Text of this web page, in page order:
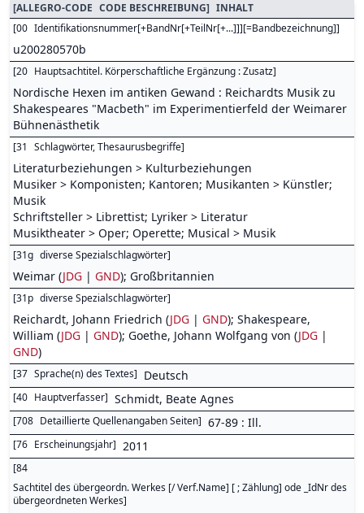
[ALLEGRO-CODE CODE BESCHREIBUNG] INHALT
[00 Identifikationsnummer[+BandNr[+TeilNr[+...]]][=Bandbezeichnung]]
u200280570b
[20 Hauptsachtitel. Körperschaftliche Ergänzung : Zusatz]
Nordische Hexen im antiken Gewand : Reichardts Musik zu
Shakespeares "Macbeth" im Experimentierfeld der Weimarer
Bühnenästhetik
[31 Schlagwörter, Thesaurusbegriffe]
Literaturbeziehungen > Kulturbeziehungen
Musiker > Komponisten; Kantoren; Musikanten > Künstler;
Musik
Schriftsteller > Librettist; Lyriker > Literatur
Musiktheater > Oper; Operette; Musical > Musik
[31g diverse Spezialschlagwörter]
Weimar (JDG | GND); Großbritannien
[31p diverse Spezialschlagwörter]
Reichardt, Johann Friedrich (JDG | GND); Shakespeare,
William (JDG | GND); Goethe, Johann Wolfgang von (JDG |
GND)
[37 Sprache(n) des Textes] Deutsch
[40 Hauptverfasser] Schmidt, Beate Agnes
[708 Detaillierte Quellenangaben Seiten] 67-89 : Ill.
[76 Erscheinungsjahr] 2011
[84
Sachtitel des übergeordn. Werkes [/ Verf.Name] [ ; Zählung] ode _IdNr des
übergeordneten Werkes]